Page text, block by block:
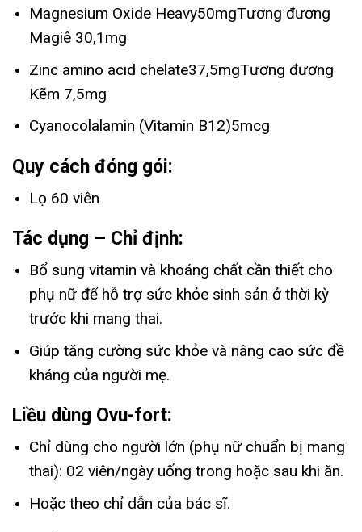
Magnesium Oxide Heavy50mgTương đương
Magiê 30,1mg
Zinc amino acid chelate37,5mgTương đương
Kẽm 7,5mg
Cyanocolalamin (Vitamin B12)5mcg
Quy cách đóng gói:
Lọ 60 viên
Tác dụng – Chỉ định:
Bổ sung vitamin và khoáng chất cần thiết cho
phụ nữ để hỗ trợ sức khỏe sinh sản ở thời kỳ
trước khi mang thai.
Giúp tăng cường sức khỏe và nâng cao sức đề
kháng của người mẹ.
Liều dùng Ovu-fort:
Chỉ dùng cho người lớn (phụ nữ chuẩn bị mang
thai): 02 viên/ngày uống trong hoặc sau khi ăn.
Hoặc theo chỉ dẫn của bác sĩ.